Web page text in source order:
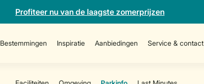
Profiteer nu van de laagste zomerprijzen
Bestemmingen Inspiratie Aanbiedingen Service & contact